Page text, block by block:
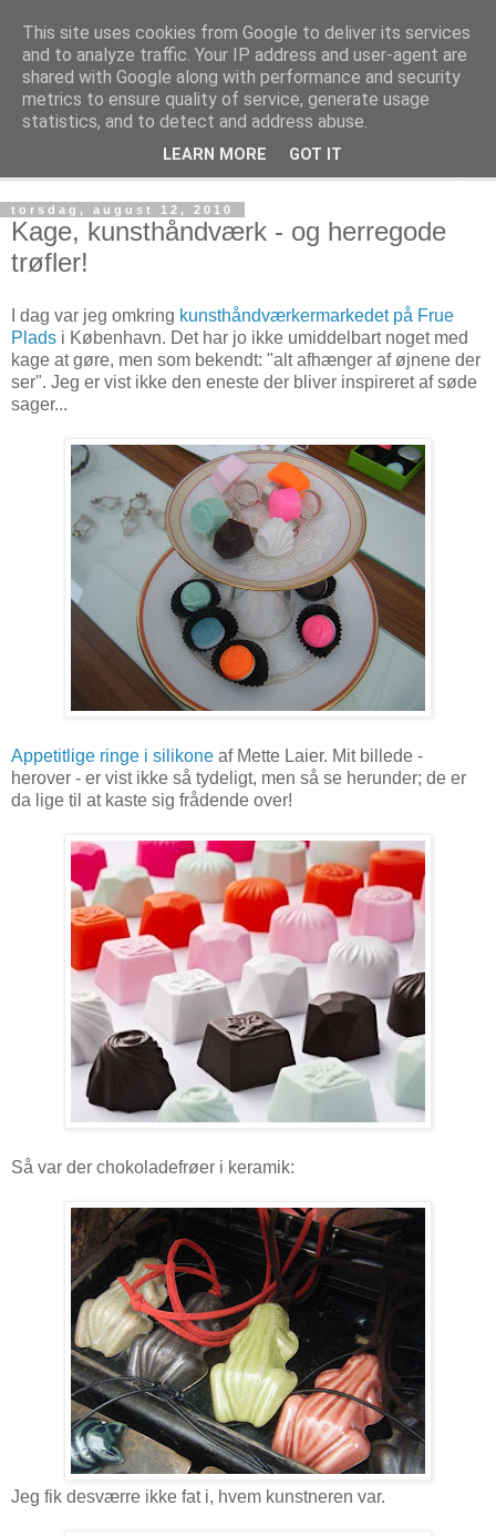
Kage! Kage! Kage!
Kage, kultur og tanker
torsdag, august 12, 2010
Kage, kunsthåndværk - og herregode
trøfler!
I dag var jeg omkring kunsthåndværkermarkedet på Frue
Plads i København. Det har jo ikke umiddelbart noget med
kage at gøre, men som bekendt: "alt afhænger af øjnene der
ser". Jeg er vist ikke den eneste der bliver inspireret af søde
sager...
Appetitlige ringe i silikone af Mette Laier. Mit billede -
herover - er vist ikke så tydeligt, men så se herunder; de er
da lige til at kaste sig frådende over!
Så var der chokoladefrøer i keramik:
Jeg fik desværre ikke fat i, hvem kunstneren var.
This site uses cookies from Google to deliver its services
and to analyze traffic. Your IP address and user-agent are
shared with Google along with performance and security
metrics to ensure quality of service, generate usage
statistics, and to detect and address abuse.
LEARN MORE GOT IT